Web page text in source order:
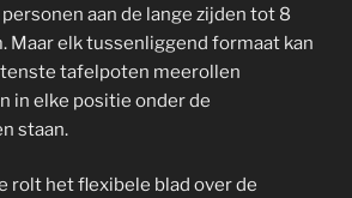
aan de lange zijden tot 8
Maar elk tussenliggend formaat kan
tafelpoten meerollen
in elke positie onder de
staan.
rolt het flexibele blad over de